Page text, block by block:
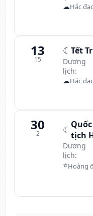
☁Hắc
13
15
☾ Tết
Dương
lịch:
☁Hắc
30
2 ☾ tịch
Dương
lịch:
⭐Hoàng